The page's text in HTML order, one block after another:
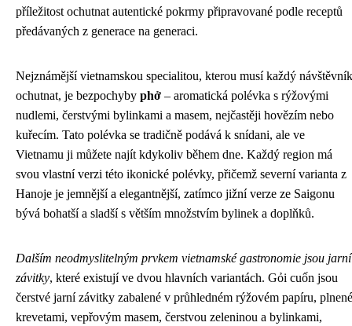
příležitost ochutnat autentické pokrmy připravované podle receptů
předávaných z generace na generaci.
Nejznámější vietnamskou specialitou, kterou musí každý návštěvník
ochutnat, je bezpochyby phở – aromatická polévka s rýžovými
nudlemi, čerstvými bylinkami a masem, nejčastěji hovězím nebo
kuřecím. Tato polévka se tradičně podává k snídani, ale ve
Vietnamu ji můžete najít kdykoliv během dne. Každý region má
svou vlastní verzi této ikonické polévky, přičemž severní varianta z
Hanoje je jemnější a elegantnější, zatímco jižní verze ze Saigonu
bývá bohatší a sladší s větším množstvím bylinek a doplňků.
Dalším neodmyslitelným prvkem vietnamské gastronomie jsou jarní
závitky, které existují ve dvou hlavních variantách. Gỏi cuốn jsou
čerstvé jarní závitky zabalené v průhledném rýžovém papíru, plnené
krevetami, vepřovým masem, čerstvou zeleninou a bylinkami,